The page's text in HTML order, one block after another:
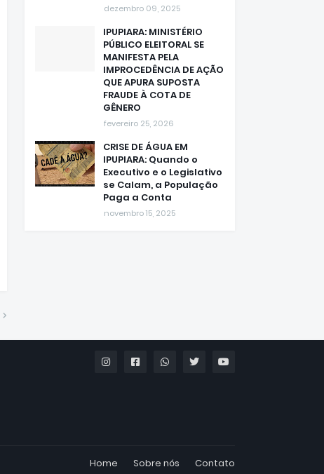
dezembro 09, 2025
IPUPIARA: MINISTÉRIO
PÚBLICO ELEITORAL SE
MANIFESTA PELA
IMPROCEDÊNCIA DE AÇÃO
QUE APURA SUPOSTA
FRAUDE À COTA DE
GÊNERO
fevereiro 25, 2026
CRISE DE ÁGUA EM
IPUPIARA: Quando o
Executivo e o Legislativo
se Calam, a População
Paga a Conta
novembro 15, 2025
Home Sobre nós Contato